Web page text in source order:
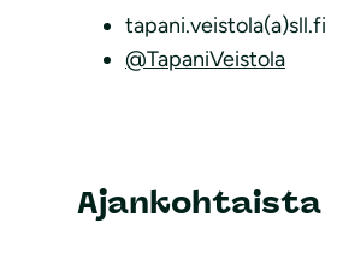
tapani.veistola(a)sll.fi
@TapaniVeistola
Ajankohtaista